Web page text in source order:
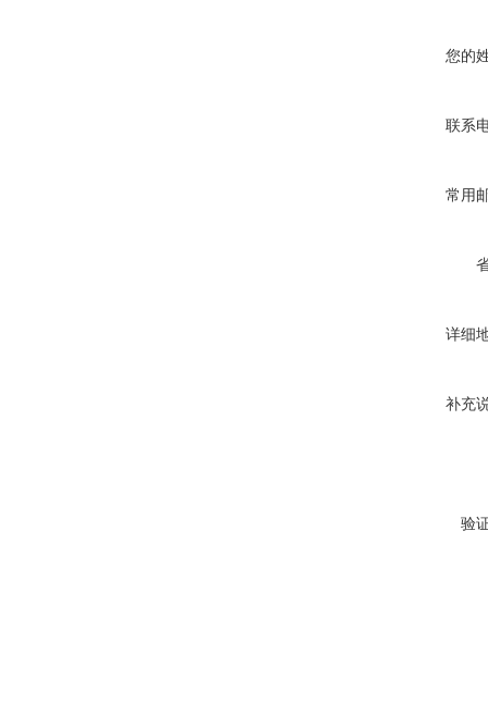
您的
联系
常用
详细
补充
验